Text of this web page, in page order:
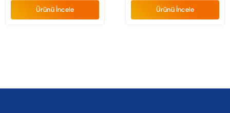
Ürünü İncele Ürünü İncele